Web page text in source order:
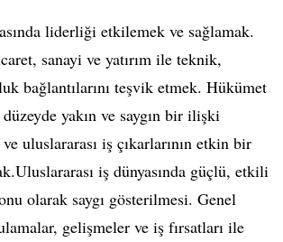
liderliği etkilemek ve sağlamak.
sanayi ve yatırım ile teknik,
bağlantılarını teşvik etmek. Hükümet
yakın ve saygın bir ilişki
uluslararası iş çıkarlarının etkin bir
iş dünyasında güçlü, etkili
olarak saygı gösterilmesi. Genel
gelişmeler ve iş fırsatları ile